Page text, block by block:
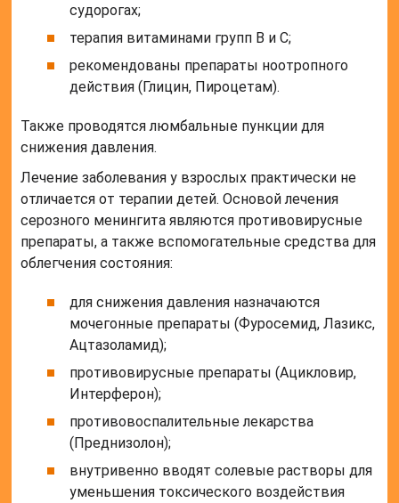
судорогах;
терапия витаминами групп B и C;
рекомендованы препараты ноотропного
действия (Глицин, Пироцетам).
Также проводятся люмбальные пункции для
снижения давления.
Лечение заболевания у взрослых практически не
отличается от терапии детей. Основой лечения
серозного менингита являются противовирусные
препараты, а также вспомогательные средства для
облегчения состояния:
для снижения давления назначаются
мочегонные препараты (Фуросемид, Лазикс,
Ацтазоламид);
противовирусные препараты (Ацикловир,
Интерферон);
противовоспалительные лекарства
(Преднизолон);
внутривенно вводят солевые растворы для
уменьшения токсического воздействия